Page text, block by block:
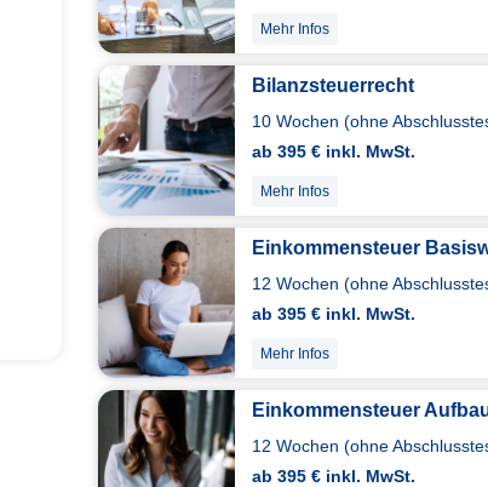
Mehr Infos
Bilanzsteuerrecht
10 Wochen (ohne
ab 395 € inkl. MwSt.
Mehr Infos
Einkommensteuer
12 Wochen (ohne
ab 395 € inkl. MwSt.
Mehr Infos
Einkommensteuer
12 Wochen (ohne
ab 395 € inkl. MwSt.